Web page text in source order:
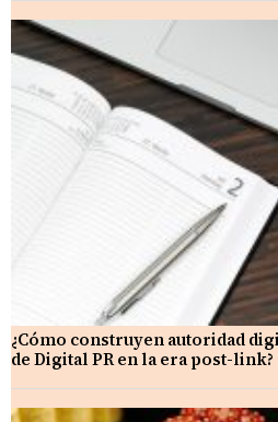
¿Cómo construyen autoridad
de Digital PR en la era post-link?